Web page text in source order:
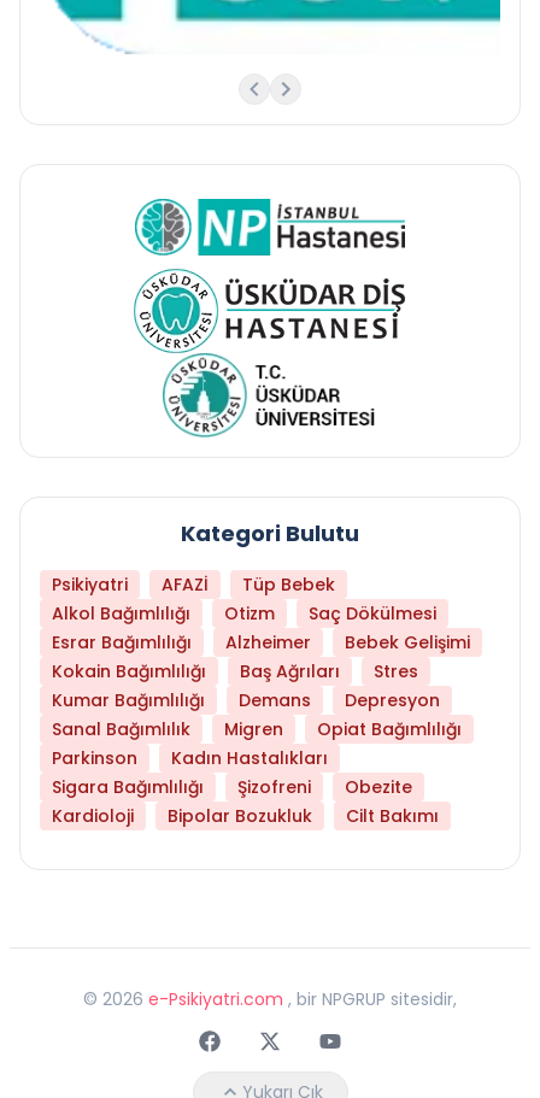
Kategori Bulutu
Psikiyatri AFAZİ
Tüp Bebek
Alkol Bağımlılığı
Otizm
Saç Dökülmesi
Esrar Bağımlılığı
Alzheimer
Bebek Gelişimi
Kokain Bağımlılığı
Baş Ağrıları
Stres
Kumar Bağımlılığı
Demans
Depresyon
Sanal Bağımlılık
Migren
Opiat Bağımlılığı
Parkinson
Kadın Hastalıkları
Sigara Bağımlılığı
Şizofreni
Obezite
Kardioloji
Bipolar Bozukluk Cilt Bakımı
© 2026 e-Psikiyatri.com , bir NPGRUP sitesidir,
FaceebokTwitterYoutube
Yukarı Çık